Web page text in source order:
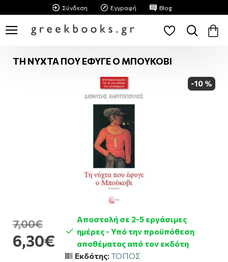
Σύνδεση Εγγραφή Blog
ΤΗ ΝΥΧΤΑ ΠΟΥ ΕΦΥΓΕ Ο ΜΠΟΥΚΟΒΙ
-10 %
6,30€
7,00€
Αποστολή σε 2-5 εργάσιμες
ημέρες - Υπό την προϋπόθεση
αποθέματος από τον εκδότη
Εκδότης:ΤΟΠΟΣ